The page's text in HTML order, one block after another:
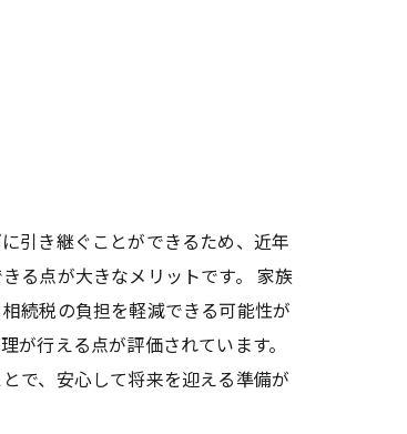
引き継ぐことができるため、近年
る点が大きなメリットです。 家族
続税の負担を軽減できる可能性が
行える点が評価されています。
で、安心して将来を迎える準備が